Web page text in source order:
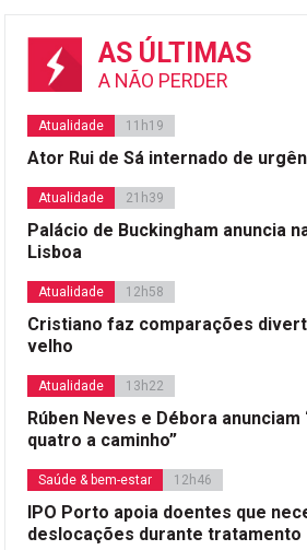
AS ÚLTIMAS
A NÃO PERDER
Atualidade 11h19
Ator Rui de Sá internado de
Atualidade 21h39
Palácio de Buckingham anuncia
Lisboa
Atualidade 12h58
Cristiano faz comparações
velho
Atualidade 13h22
Rúben Neves e Débora anunciam
quatro a caminho”
Saúde & bem-estar 12h46
IPO Porto apoia doentes que
deslocações durante tratamento